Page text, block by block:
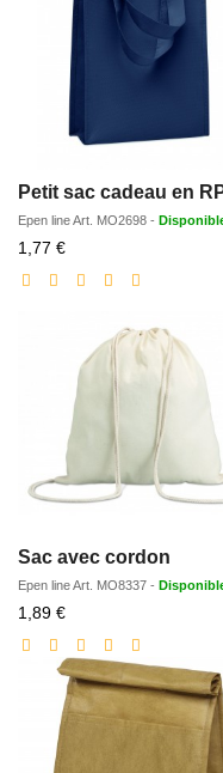
Petit sac cadeau en
Epen lineArt. MO2698 -
1,77 €Prix
réduit
Sac avec cordon
Epen lineArt. MO8337 -
1,89 €Prix
réduit